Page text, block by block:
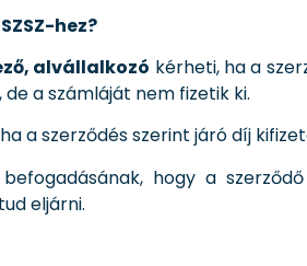
hez?
alvállalkozó kérheti, ha a
a számláját nem fizetik ki.
ha a szerződés szerint járó díj
hogy a
eljárni.